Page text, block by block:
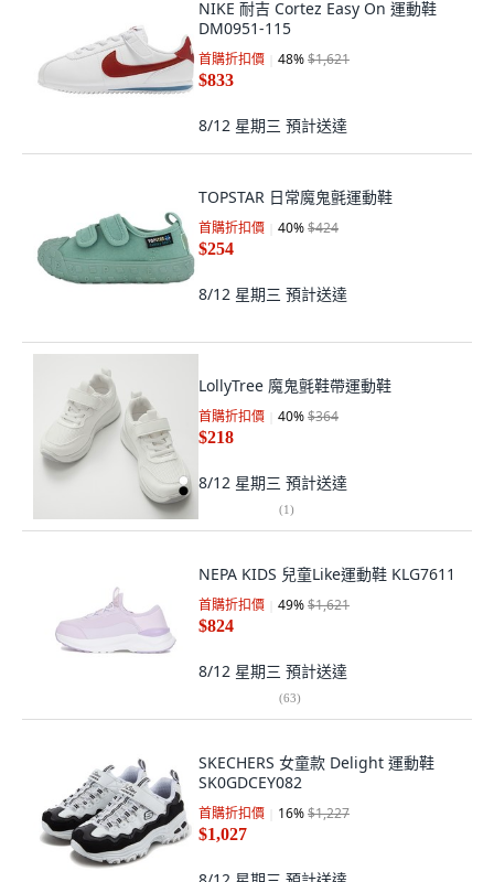
NIKE 耐吉 Cortez Easy On 運動鞋
DM0951-115
首購折扣價 48%$1,621
$833
8/12 星期三 預計送達
TOPSTAR 日常魔鬼氈運動鞋
首購折扣價 40%$424
$254
8/12 星期三 預計送達
LollyTree 魔鬼氈鞋帶運動鞋
首購折扣價 40%$364
$218
8/12 星期三 預計送達
(1)
NEPA KIDS 兒童Like運動鞋 KLG7611
首購折扣價 49%$1,621
$824
8/12 星期三 預計送達
(63)
SKECHERS 女童款 Delight 運動鞋
SK0GDCEY082
首購折扣價 16%$1,227
$1,027